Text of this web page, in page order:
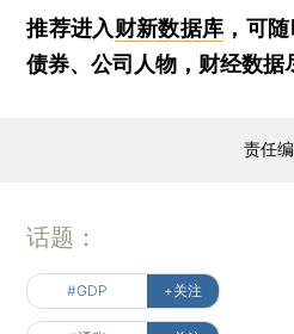
推荐进入财新数据库 ，可
债券、公司人物，财经数据
责任
话题：
#GDP +关注